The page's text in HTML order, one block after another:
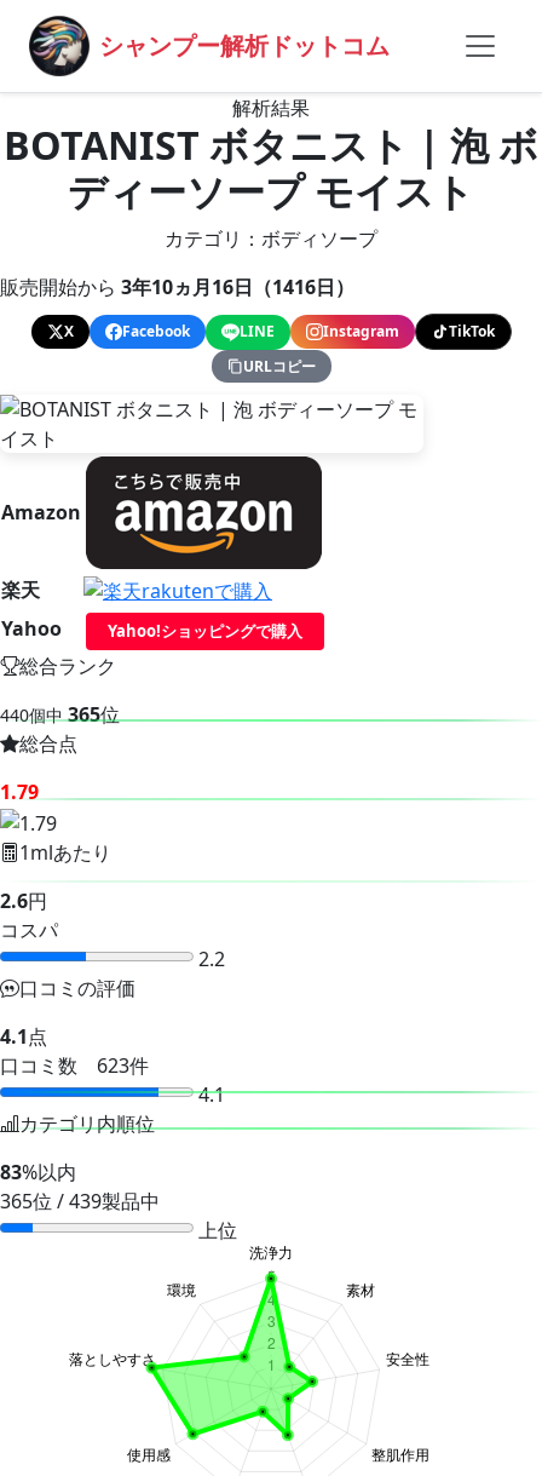
シャンプー解析ドットコム
解析結果
BOTANIST ボタニスト | 泡 ボ
ディーソープ モイスト
カテゴリ：ボディソープ
販売開始から 3年10ヵ月16日（1416日）
X Facebook LINE Instagram
TikTok
URLコピー
Amazon
楽天
Yahoo
Yahoo!ショッピングで購入
総合ランク
440個中 365位
総合点
1.79
1mlあたり
2.6円
コスパ
2.2
口コミの評価
4.1点
口コミ数 623件
4.1
カテゴリ内順位
83%以内
365位 / 439製品中
上位